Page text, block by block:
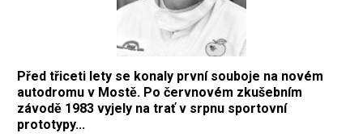
Před třiceti lety se konaly první souboje na novém
autodromu v Mostě. Po červnovém zkušebním
závodě 1983 vyjely na trať v srpnu sportovní
prototypy...